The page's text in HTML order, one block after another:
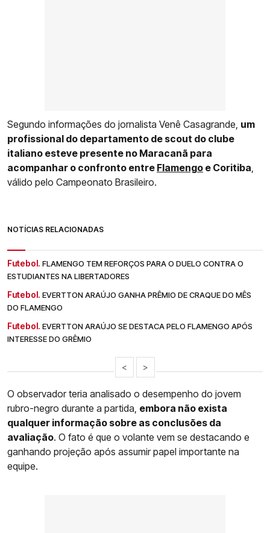
Segundo informações do jornalista Venê Casagrande, um
profissional do departamento de scout do clube
italiano esteve presente no Maracanã para
acompanhar o confronto entre Flamengo e Coritiba
válido pelo Campeonato Brasileiro.
NOTÍCIAS RELACIONADAS
Futebol. FLAMENGO TEM REFORÇOS PARA O DUELO CONTRA O
ESTUDIANTES NA LIBERTADORES
Futebol. EVERTTON ARAÚJO GANHA PRÊMIO DE CRAQUE DO MÊS
DO FLAMENGO
Futebol. EVERTTON ARAÚJO SE DESTACA PELO FLAMENGO APÓS
INTERESSE DO GRÊMIO
< >
O observador teria analisado o desempenho do jovem
rubro-negro durante a partida, embora não exista
qualquer informação sobre as conclusões da
avaliação. O fato é que o volante vem se destacando e
ganhando projeção após assumir papel importante na
equipe.